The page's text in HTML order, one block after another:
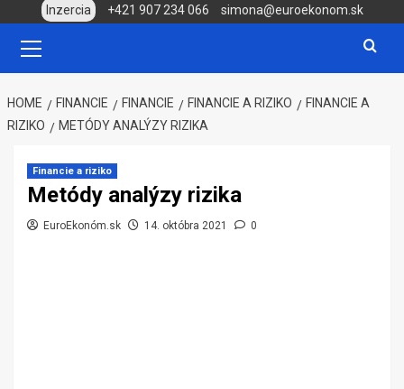
content
Inzercia +421 907 234 066
simona@euroekonom.sk
Menu
HOME FINANCIE FINANCIE FINANCIE A RIZIKO
FINANCIE A
RIZIKO
METÓDY ANALÝZY RIZIKA
Financie a riziko
Metódy analýzy rizika
EuroEkonóm.sk 14. októbra 2021 0